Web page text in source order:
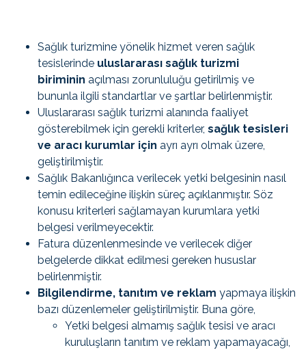
Sağlık turizmine yönelik hizmet veren sağlık
tesislerinde uluslararası sağlık turizmi
biriminin açılması zorunluluğu getirilmiş ve
bununla ilgili standartlar ve şartlar belirlenmiştir.
Uluslararası sağlık turizmi alanında faaliyet
gösterebilmek için gerekli kriterler, sağlık tesisleri
ve aracı kurumlar için ayrı ayrı olmak üzere,
geliştirilmiştir.
Sağlık Bakanlığınca verilecek yetki belgesinin nasıl
temin edileceğine ilişkin süreç açıklanmıştır. Söz
konusu kriterleri sağlamayan kurumlara yetki
belgesi verilmeyecektir.
Fatura düzenlenmesinde ve verilecek diğer
belgelerde dikkat edilmesi gereken hususlar
belirlenmiştir.
Bilgilendirme, tanıtım ve reklam yapmaya ilişkin
bazı düzenlemeler geliştirilmiştir. Buna göre,
Yetki belgesi almamış sağlık tesisi ve aracı
kuruluşların tanıtım ve reklam yapamayacağı,